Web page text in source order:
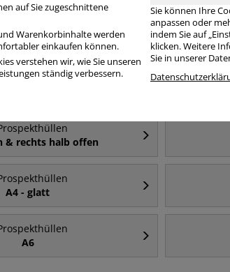
Häufig gesucht
& rechts halb offen
A4 - glatt
A6
auf Sie zugeschnittene
Warenkorbinhalte werden
einkaufen können.
verstehen wir, wie Sie unseren
ständig verbessern.
Sie können Ihre
anpassen oder
indem Sie auf
klicken. Weitere
Sie in unserer